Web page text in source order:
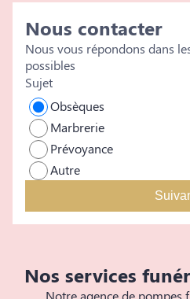
Nous contacter
Nous vous répondons dans
possibles
Sujet
Obsèques
Marbrerie
Prévoyance
Autre
Nos services
Notre agence de pompes